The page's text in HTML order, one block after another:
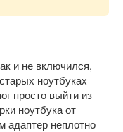
и не включился,
ноутбуках
просто выйти из
ноутбука от
адаптер неплотно